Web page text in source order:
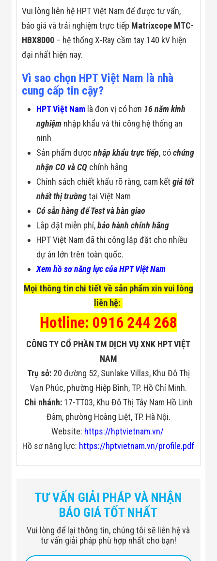
Vui lòng liên hệ HPT Việt Nam để được tư vấn,
báo giá và trải nghiệm trực tiếp Matrixcope MTC-
HBX8000 – hệ thống X-Ray cầm tay 140 kV hiện
đại nhất hiện nay.
Vì sao chọn HPT Việt Nam là nhà
cung cấp tin cậy?
HPT Việt Nam là đơn vị có hơn 16 năm kinh
nghiệm nhập khẩu và thi công hệ thống an
ninh
Sản phẩm đượcnhập khẩu trực tiếp, cóchứng
nhận CO và CQ chính hãng
Chính sách chiết khấu rõ ràng, cam kếtgiá tốt
nhất thị trườngtại Việt Nam
Có sẵn hàng để Test và bàn giao
Lắp đặt miễn phí,bảo hành chính hãng
HPT Việt Nam đã thi công lắp đặt cho nhiều
dự án lớn trên toàn quốc.
Xem hồ sơ năng lực của HPT Việt Nam
Mọi thông tin chi tiết về sản phẩm xin vui lòng
liên hệ:
Hotline: 0916 244 268
CÔNG TY CỔ PHẦN TM DỊCH VỤ XNK HPT VIỆT
NAM
Trụ sở: 20 đường 52, Sunlake Villas, Khu Đô Thị
Vạn Phúc, phường Hiệp Bình, TP. Hồ Chí Minh.
Chi nhánh:17-TT03, Khu Đô Thị Tây Nam Hồ Linh
Đàm, phường Hoàng Liệt, TP. Hà Nội.
Website: https://hptvietnam.vn/
Hồ sơ năng lực: https://hptvietnam.vn/profile.pdf
Matrixcope MTC-HBX8000
Chụp X-quang tán xạ ngược
(Backscatter)
Điện áp ống X-ray 140 kV / 10 W
Khả năng xuyên
Thép đồng nhất ≤ 5 mm (hiển
TƯ VẤN GIẢI PHÁP VÀ NHẬN
BÁO GIÁ TỐT NHẤT
Vui lòng để lại thông tin, chúng tôi sẽ liên hệ và
tư vấn giải pháp phù hợp nhất cho bạn!